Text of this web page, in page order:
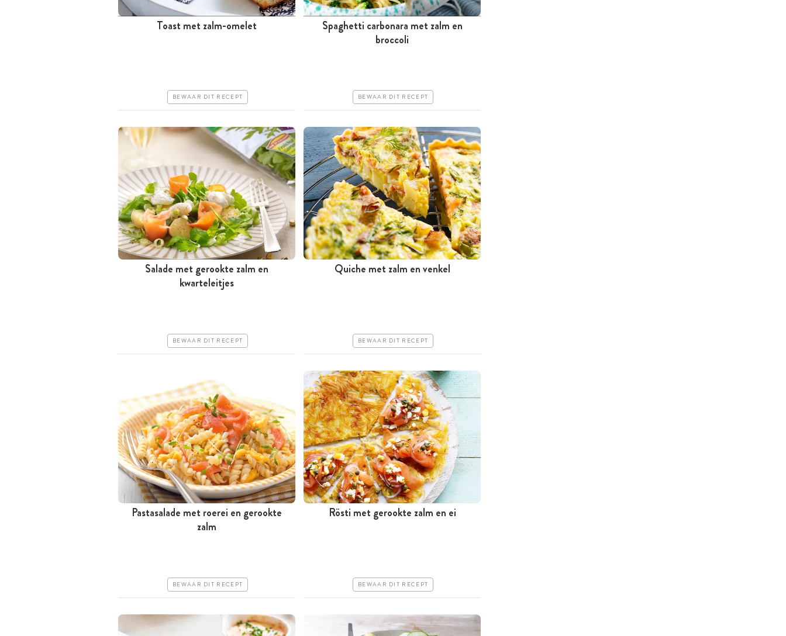
Toast met zalm-omelet
BEWAAR DIT RECEPT
Minder dan 30 minuten
Spaghetti carbonara met zalm en
broccoli
BEWAAR DIT RECEPT
Tussen 30 minuten en 1 uur
Salade met gerookte zalm en
kwarteleitjes
BEWAAR DIT RECEPT
Quiche met zalm en venkel
BEWAAR DIT RECEPT
Minder dan 30 minuten
Pastasalade met roerei en gerookte
zalm
BEWAAR DIT RECEPT
Rösti met gerookte zalm en ei
BEWAAR DIT RECEPT